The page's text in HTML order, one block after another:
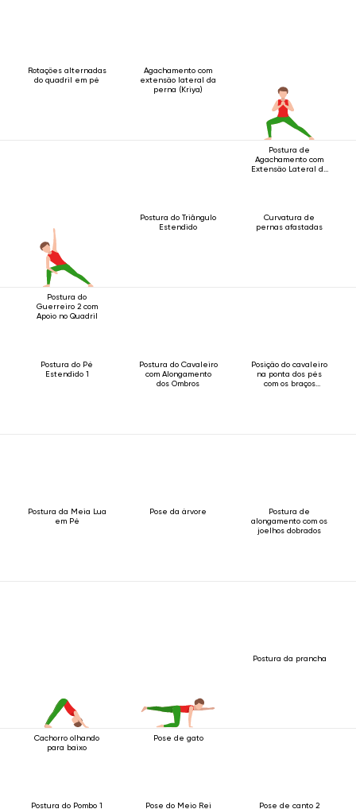
Rotações alternadas
do quadril em pé
Agachamento com
extensão lateral da
perna (Kriya)
Postura de
Agachamento com
Extensão Lateral da
Postura do
Guerreiro 2 com
Apoio no Quadril
Postura do Triângulo
Estendido
Curvatura de
pernas afastadas
Postura do Pé
Estendido 1
Postura do Cavaleiro
com Alongamento
dos Ombros
Posição do cavaleiro
na ponta dos pés
com os braços
Postura da Meia Lua
em Pé
Pose da árvore
Postura de
alongamento com os
joelhos dobrados
Cachorro olhando
para baixo
Pose de gato
Postura da prancha
Postura do Pombo 1 Pose do Meio Rei Pose de canto 2